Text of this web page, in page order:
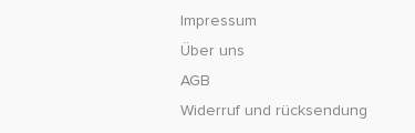
Impressum
Über uns
AGB
Widerruf und rücksendung